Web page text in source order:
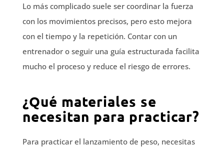
Lo más complicado suele ser coordinar la fuerza
con los movimientos precisos, pero esto mejora
con el tiempo y la repetición. Contar con un
entrenador o seguir una guía estructurada facilita
mucho el proceso y reduce el riesgo de errores.
¿Qué materiales se
necesitan para practicar?
Para practicar el lanzamiento de peso, necesitas